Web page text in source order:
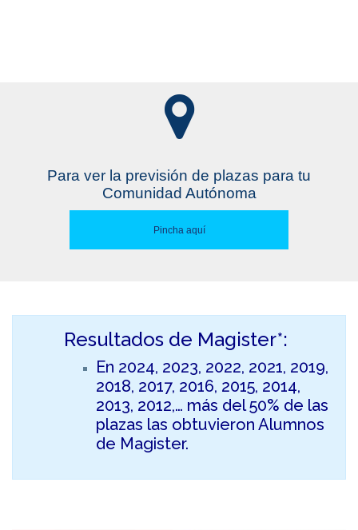
Para ver la previsión de plazas para tu
Comunidad Autónoma
Pincha aquí
Resultados de Magister*:
En 2024, 2023, 2022, 2021, 2019,
2018, 2017, 2016, 2015, 2014,
2013, 2012,… más del 50% de las
plazas las obtuvieron Alumnos
de Magister.